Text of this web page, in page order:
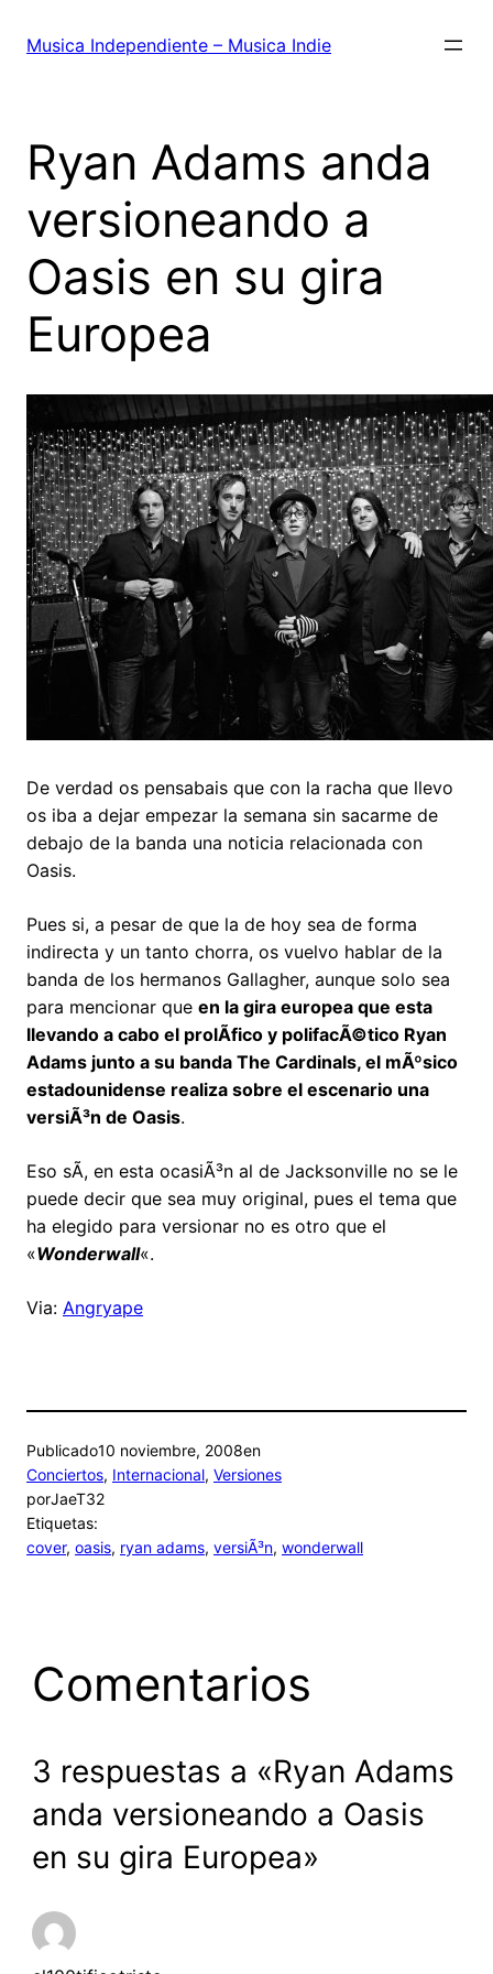
Musica Independiente – Musica Indie
Ryan Adams anda
versioneando a
Oasis en su gira
Europea
De verdad os pensabais que con la racha que llevo
os iba a dejar empezar la semana sin sacarme de
debajo de la banda una noticia relacionada con
Oasis.
Pues si, a pesar de que la de hoy sea de forma
indirecta y un tanto chorra, os vuelvo hablar de la
banda de los hermanos Gallagher, aunque solo sea
para mencionar que en la gira europea que esta
llevando a cabo el prolÃ­fico y polifacÃ©tico Ryan
Adams junto a su banda The Cardinals, el mÃºsico
estadounidense realiza sobre el escenario una
versiÃ³n de Oasis.
Eso sÃ­, en esta ocasiÃ³n al de Jacksonville no se le
puede decir que sea muy original, pues el tema que
ha elegido para versionar no es otro que el
«Wonderwall«.
Via: Angryape
Publicado10 noviembre, 2008en
Conciertos, Internacional, Versiones
porJaeT32
Etiquetas:
cover, oasis, ryan adams, versiÃ³n, wonderwall
Comentarios
3 respuestas a «Ryan Adams
anda versioneando a Oasis
en su gira Europea»